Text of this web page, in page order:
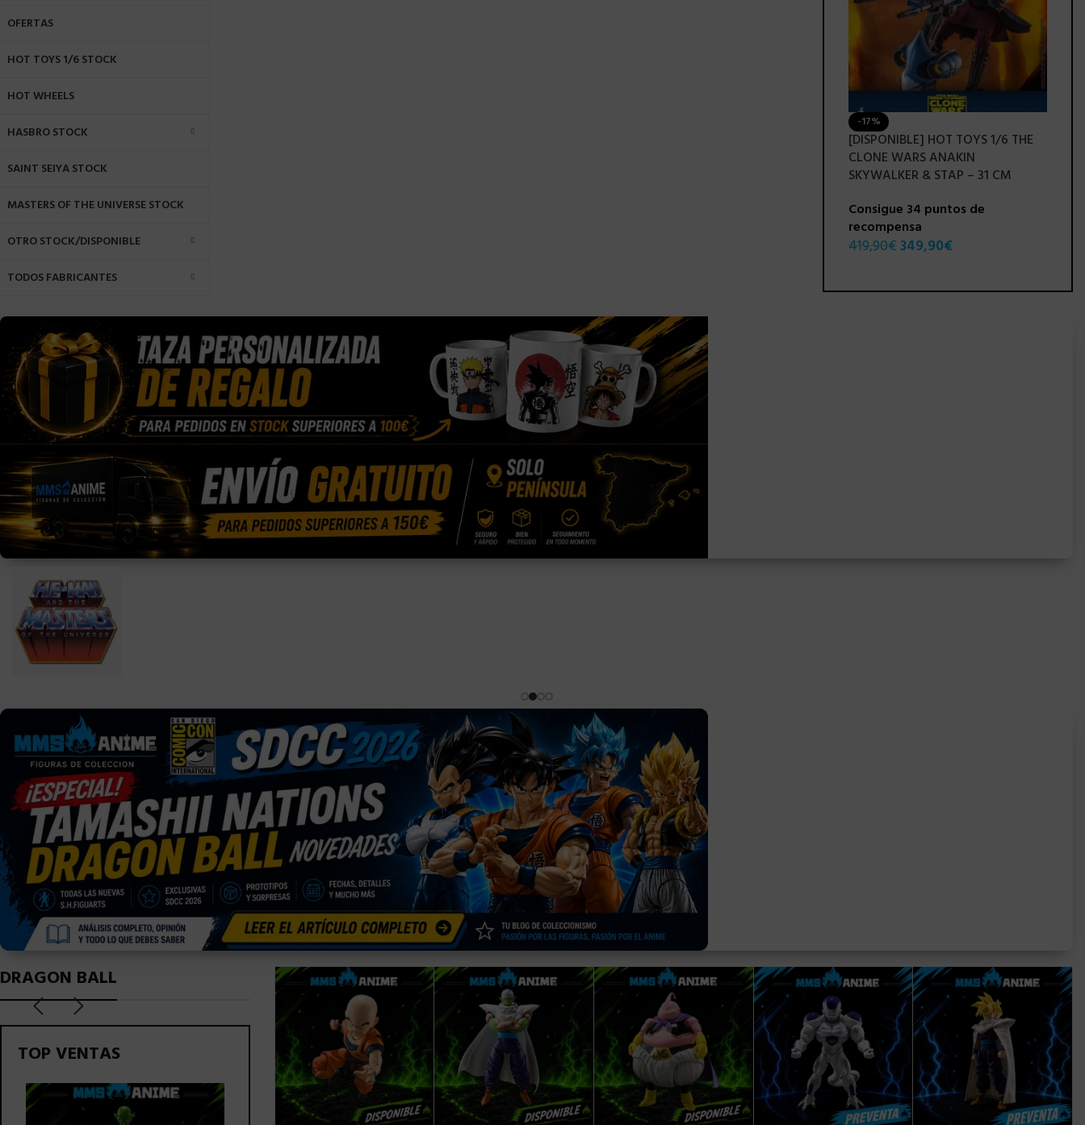
OFERTAS
HOT TOYS 1/6 STOCK
HOT WHEELS
HASBRO STOCK
SAINT SEIYA STOCK
MASTERS OF THE UNIVERSE STOCK
OTRO STOCK/DISPONIBLE
TODOS FABRICANTES
-17%
[DISPONIBLE] HOT TOYS 1/6 THE
CLONE WARS ANAKIN
SKYWALKER & STAP – 31 CM
Consigue 34 puntos de
recompensa
419,90€349,90€
DRAGON BALL
TOP VENTAS